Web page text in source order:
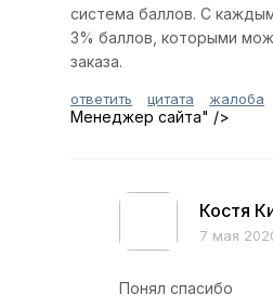
система баллов. С
3% баллов, которыми
заказа.
ответить цитата жалоба
Менеджер сайта" />
Костя
7 мая
Понял спасибо